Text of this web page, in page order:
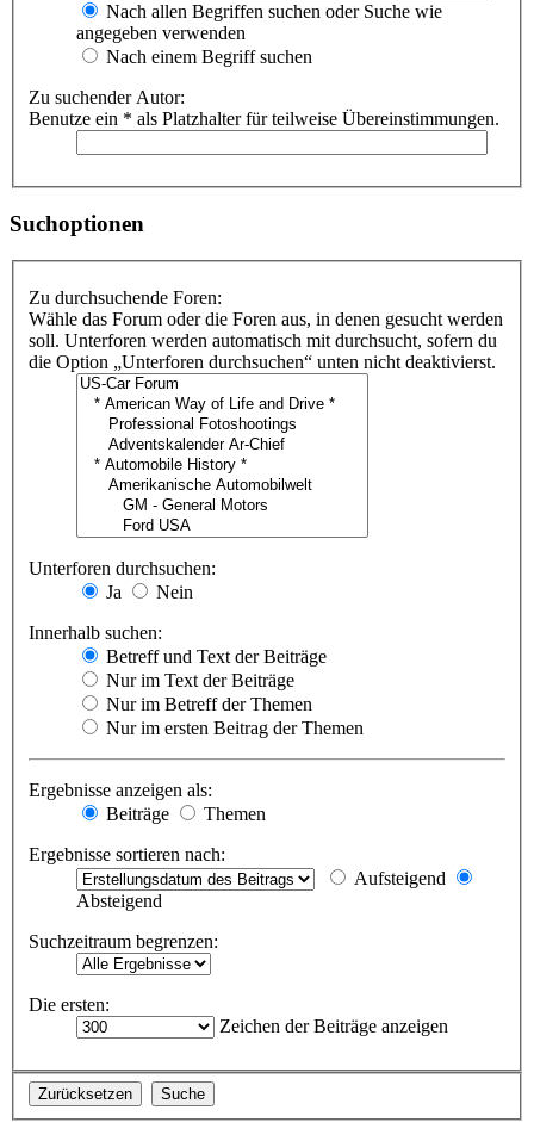
Nach allen Begriffen suchen oder Suche wie
angegeben verwenden
Nach einem Begriff suchen
Zu suchender Autor:
Benutze ein * als Platzhalter für teilweise Übereinstimmungen.
Suchoptionen
Zu durchsuchende Foren:
Wähle das Forum oder die Foren aus, in denen gesucht werden
soll. Unterforen werden automatisch mit durchsucht, sofern du
die Option „Unterforen durchsuchen“ unten nicht deaktivierst.
Unterforen durchsuchen:
Ja
Nein
Innerhalb suchen:
Betreff und Text der Beiträge
Nur im Text der Beiträge
Nur im Betreff der Themen
Nur im ersten Beitrag der Themen
Ergebnisse anzeigen als:
Beiträge
Themen
Ergebnisse sortieren nach:
Aufsteigend
Absteigend
Suchzeitraum begrenzen:
Die ersten:
Zeichen der Beiträge anzeigen